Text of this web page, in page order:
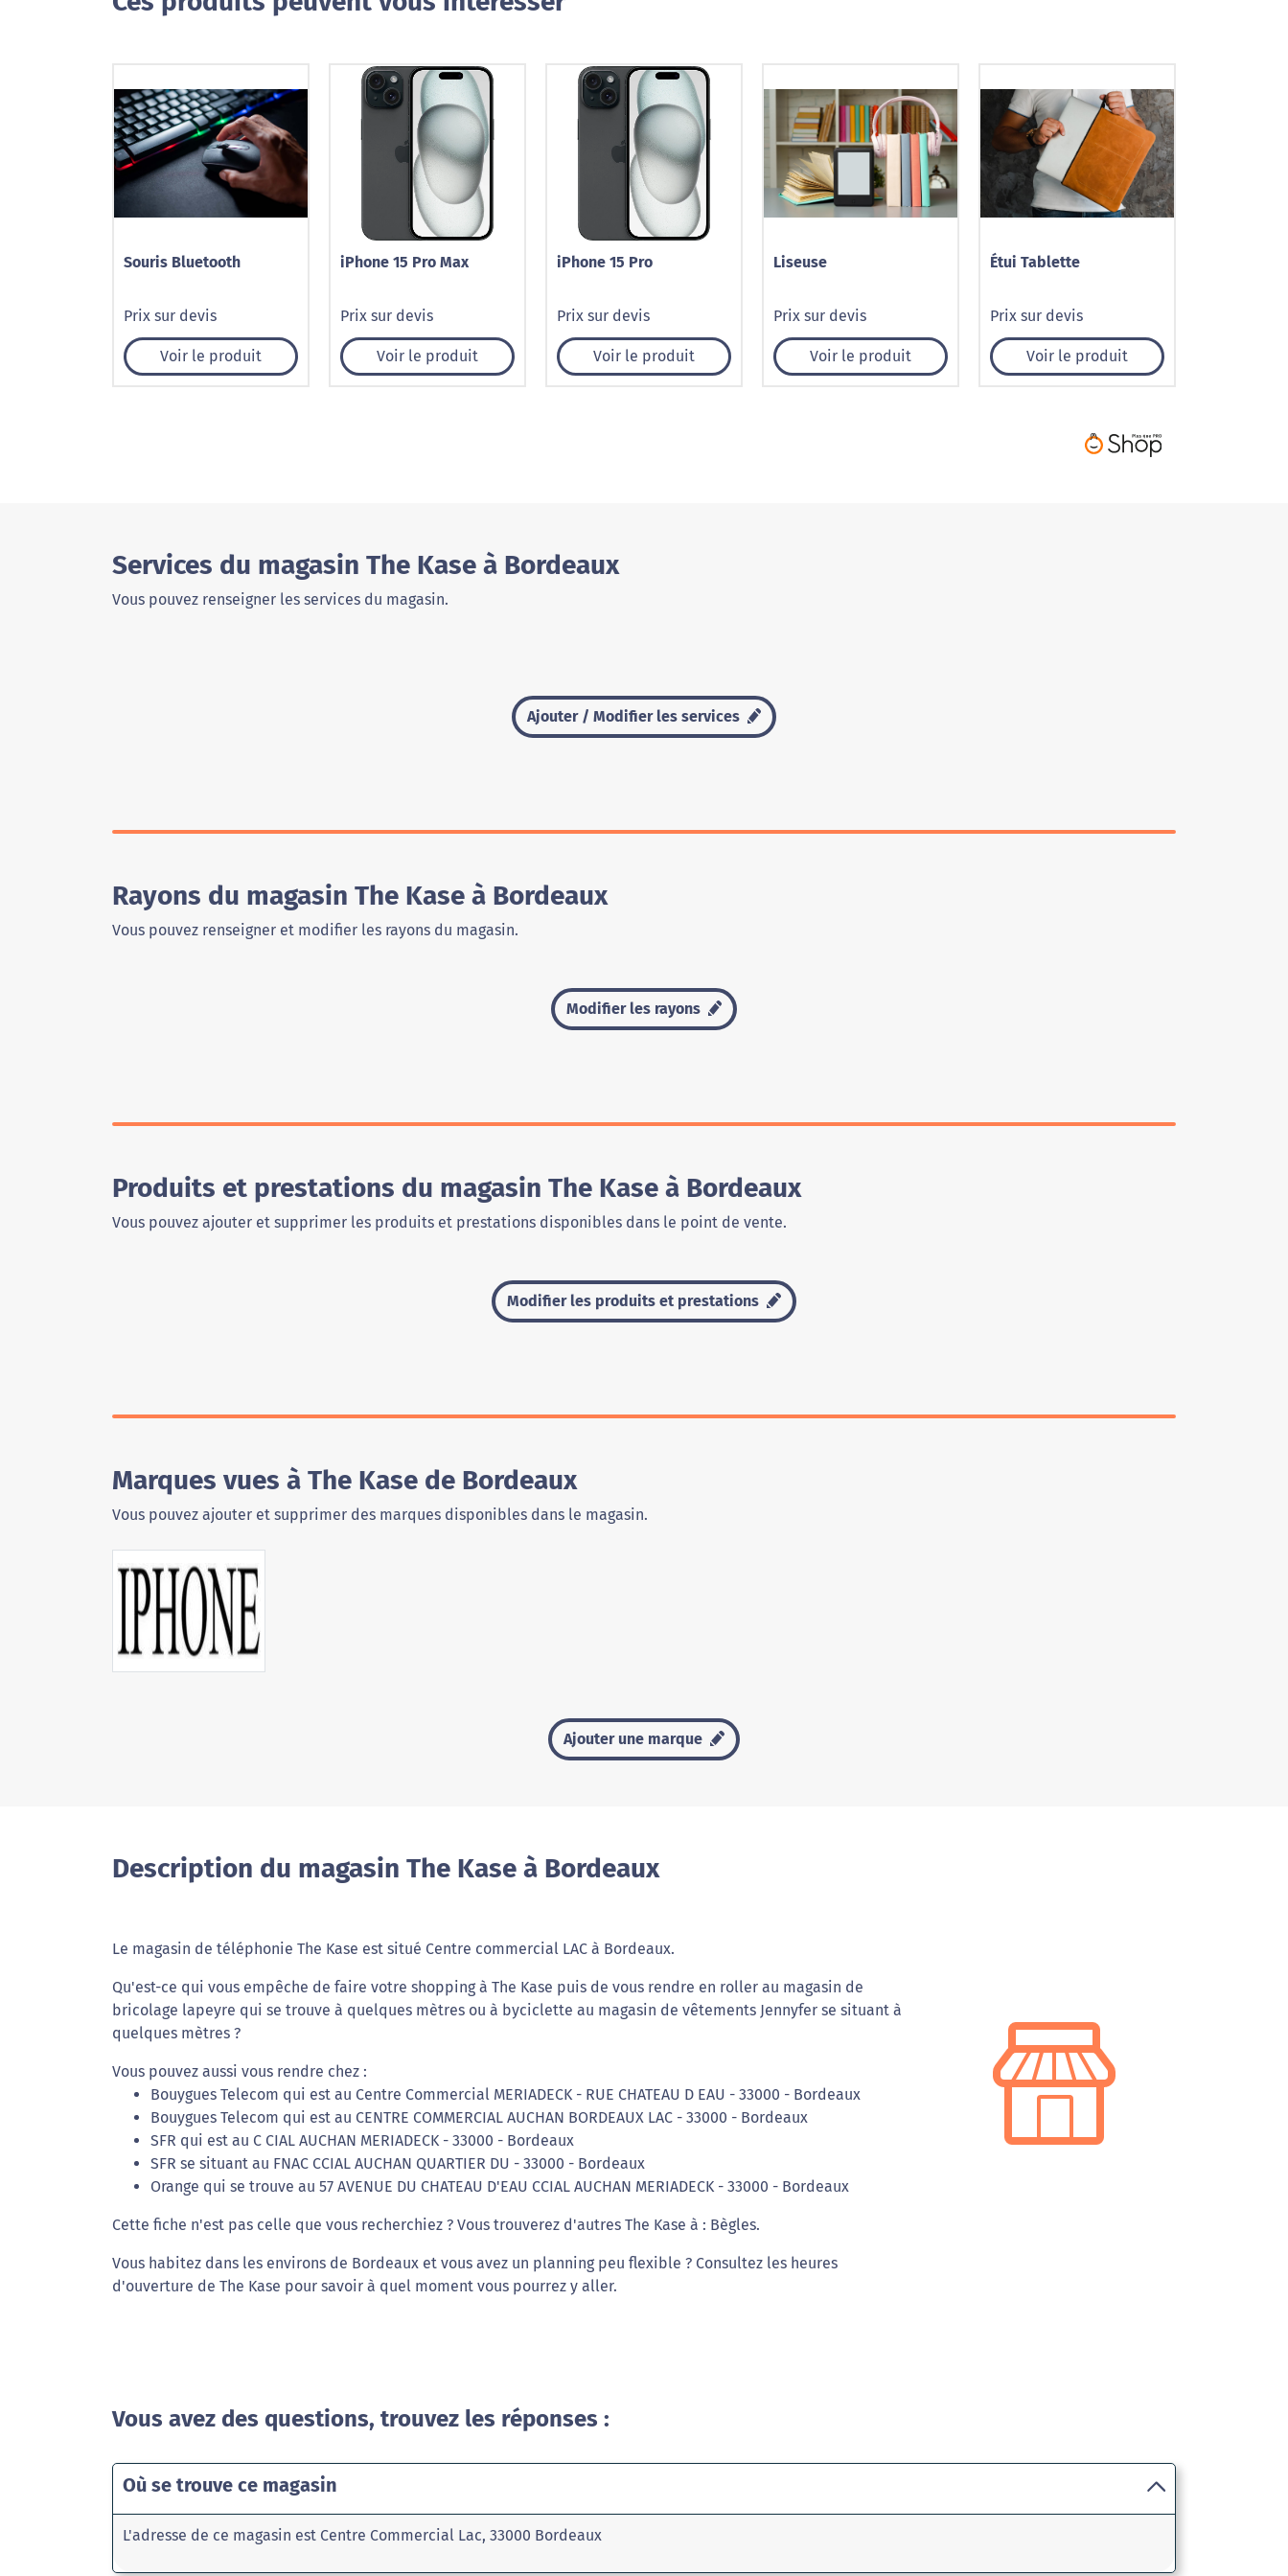
Souris Bluetooth
Prix sur devis
Voir le produit
iPhone 15 Pro Max
Prix sur devis
Voir le produit
iPhone 15 Pro
Prix sur devis
Voir le produit
Liseuse
Prix sur devis
Voir le produit
Étui Tablette
Prix sur devis
Voir le produit
Services du magasin The Kase à Bordeaux
Vous pouvez renseigner les services du magasin.
Ajouter / Modifier les services
Rayons du magasin The Kase à Bordeaux
Vous pouvez renseigner et modifier les rayons du magasin.
Modifier les rayons
Produits et prestations du magasin The Kase à Bordeaux
Vous pouvez ajouter et supprimer les produits et prestations disponibles dans le point de vente.
Modifier les produits et prestations
Marques vues à The Kase de Bordeaux
Vous pouvez ajouter et supprimer des marques disponibles dans le magasin.
Ajouter une marque
Description du magasin The Kase à Bordeaux
Le magasin de téléphonie The Kase est situé Centre commercial LAC à Bordeaux.
Qu'est-ce qui vous empêche de faire votre shopping à The Kase puis de vous rendre en roller au magasin de
bricolage lapeyre qui se trouve à quelques mètres ou à byciclette au magasin de vêtements Jennyfer se situant à
quelques mètres ?
Vous pouvez aussi vous rendre chez :
Bouygues Telecom qui est au Centre Commercial MERIADECK - RUE CHATEAU D EAU - 33000 - Bordeaux
Bouygues Telecom qui est au CENTRE COMMERCIAL AUCHAN BORDEAUX LAC - 33000 - Bordeaux
SFR qui est au C CIAL AUCHAN MERIADECK - 33000 - Bordeaux
SFR se situant au FNAC CCIAL AUCHAN QUARTIER DU - 33000 - Bordeaux
Orange qui se trouve au 57 AVENUE DU CHATEAU D'EAU CCIAL AUCHAN MERIADECK - 33000 - Bordeaux
Cette fiche n'est pas celle que vous recherchiez ? Vous trouverez d'autres The Kase à : Bègles.
Vous habitez dans les environs de Bordeaux et vous avez un planning peu flexible ? Consultez les heures
d'ouverture de The Kase pour savoir à quel moment vous pourrez y aller.
Vous avez des questions, trouvez les réponses :
Où se trouve ce magasin
L'adresse de ce magasin est Centre Commercial Lac, 33000 Bordeaux